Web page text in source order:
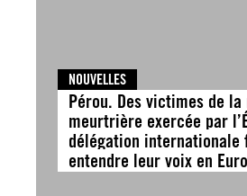
NOUVELLES
Pérou. Des victimes de
meurtrière exercée par
délégation internationale
entendre leur voix en